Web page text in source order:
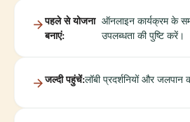
पहले से योजना
बनाएं:
ऑनलाइन कार्यक्रम के
उपलब्धता की पुष्टि करें।
जल्दी पहुंचें:लॉबी प्रदर्शनियों और